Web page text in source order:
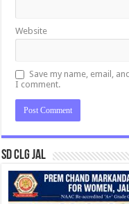
Website
Save my name, email,
I comment.
SD CLG JAL